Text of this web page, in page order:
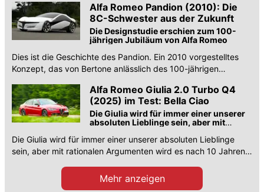
Alfa Romeo Pandion (2010): Die
8C-Schwester aus der Zukunft
Die Designstudie erschien zum 100-
jährigen Jubiläum von Alfa Romeo
Dies ist die Geschichte des Pandion. Ein 2010 vorgestelltes
Konzept, das von Bertone anlässlich des 100-jährigen
Alfa Romeo Giulia 2.0 Turbo Q4
(2025) im Test: Bella Ciao
Die Giulia wird für immer einer unserer
absoluten Lieblinge sein, aber mit
schwierig
Die Giulia wird für immer einer unserer absoluten Lieblinge
sein, aber mit rationalen Argumenten wird es nach 10 Jahren
Mehr anzeigen